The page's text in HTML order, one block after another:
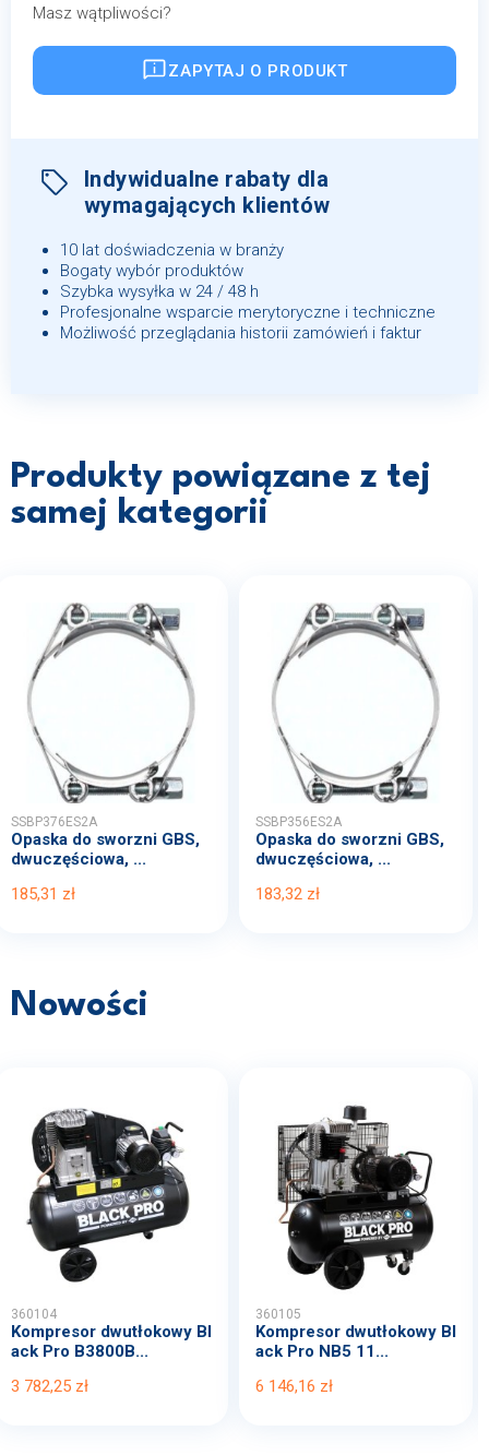
Masz wątpliwości?
ZAPYTAJ O PRODUKT
Indywidualne rabaty dla
wymagających klientów
10 lat doświadczenia w branży
Bogaty wybór produktów
Szybka wysyłka w 24 / 48 h
Profesjonalne wsparcie merytoryczne i techniczne
Możliwość przeglądania historii zamówień i faktur
Produkty powiązane z tej
samej kategorii
SSBP376ES2A
Opaska do sworzni GBS,
dwuczęściowa, ...
185,31 zł
SSBP356ES2A
Opaska do sworzni GBS,
dwuczęściowa, ...
183,32 zł
Nowości
360104
Kompresor dwutłokowy Bl
ack Pro B3800B...
3 782,25 zł
360105
Kompresor dwutłokowy Bl
ack Pro NB5 11...
6 146,16 zł